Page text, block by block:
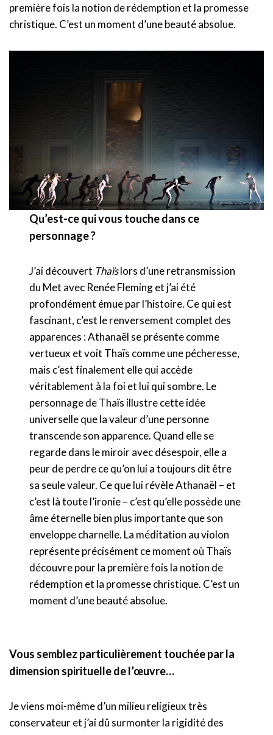
première fois la notion de rédemption et la promesse
christique. C’est un moment d’une beauté absolue.
Qu’est-ce qui vous touche dans ce
personnage ?
J’ai découvert Thaïslors d’une retransmission
du Met avec Renée Fleming et j’ai été
profondément émue par l’histoire. Ce qui est
fascinant, c’est le renversement complet des
apparences : Athanaël se présente comme
vertueux et voit Thaïs comme une pécheresse,
mais c’est finalement elle qui accède
véritablement à la foi et lui qui sombre. Le
personnage de Thaïs illustre cette idée
universelle que la valeur d’une personne
transcende son apparence. Quand elle se
regarde dans le miroir avec désespoir, elle a
peur de perdre ce qu’on lui a toujours dit être
sa seule valeur. Ce que lui révèle Athanaël – et
c’est là toute l’ironie – c’est qu’elle possède une
âme éternelle bien plus importante que son
enveloppe charnelle. La méditation au violon
représente précisément ce moment où Thaïs
découvre pour la première fois la notion de
rédemption et la promesse christique. C’est un
moment d’une beauté absolue.
Vous semblez particulièrement touchée par la
dimension spirituelle de l’œuvre…
Je viens moi-même d’un milieu religieux très
conservateur et j’ai dû surmonter la rigidité des